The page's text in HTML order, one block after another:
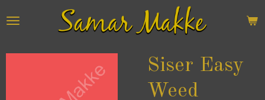
direct
de
Siser Easy
Weed